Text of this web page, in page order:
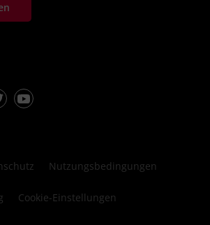
Youtube
Nutzungsbedingungen
Cookie-Einstellungen